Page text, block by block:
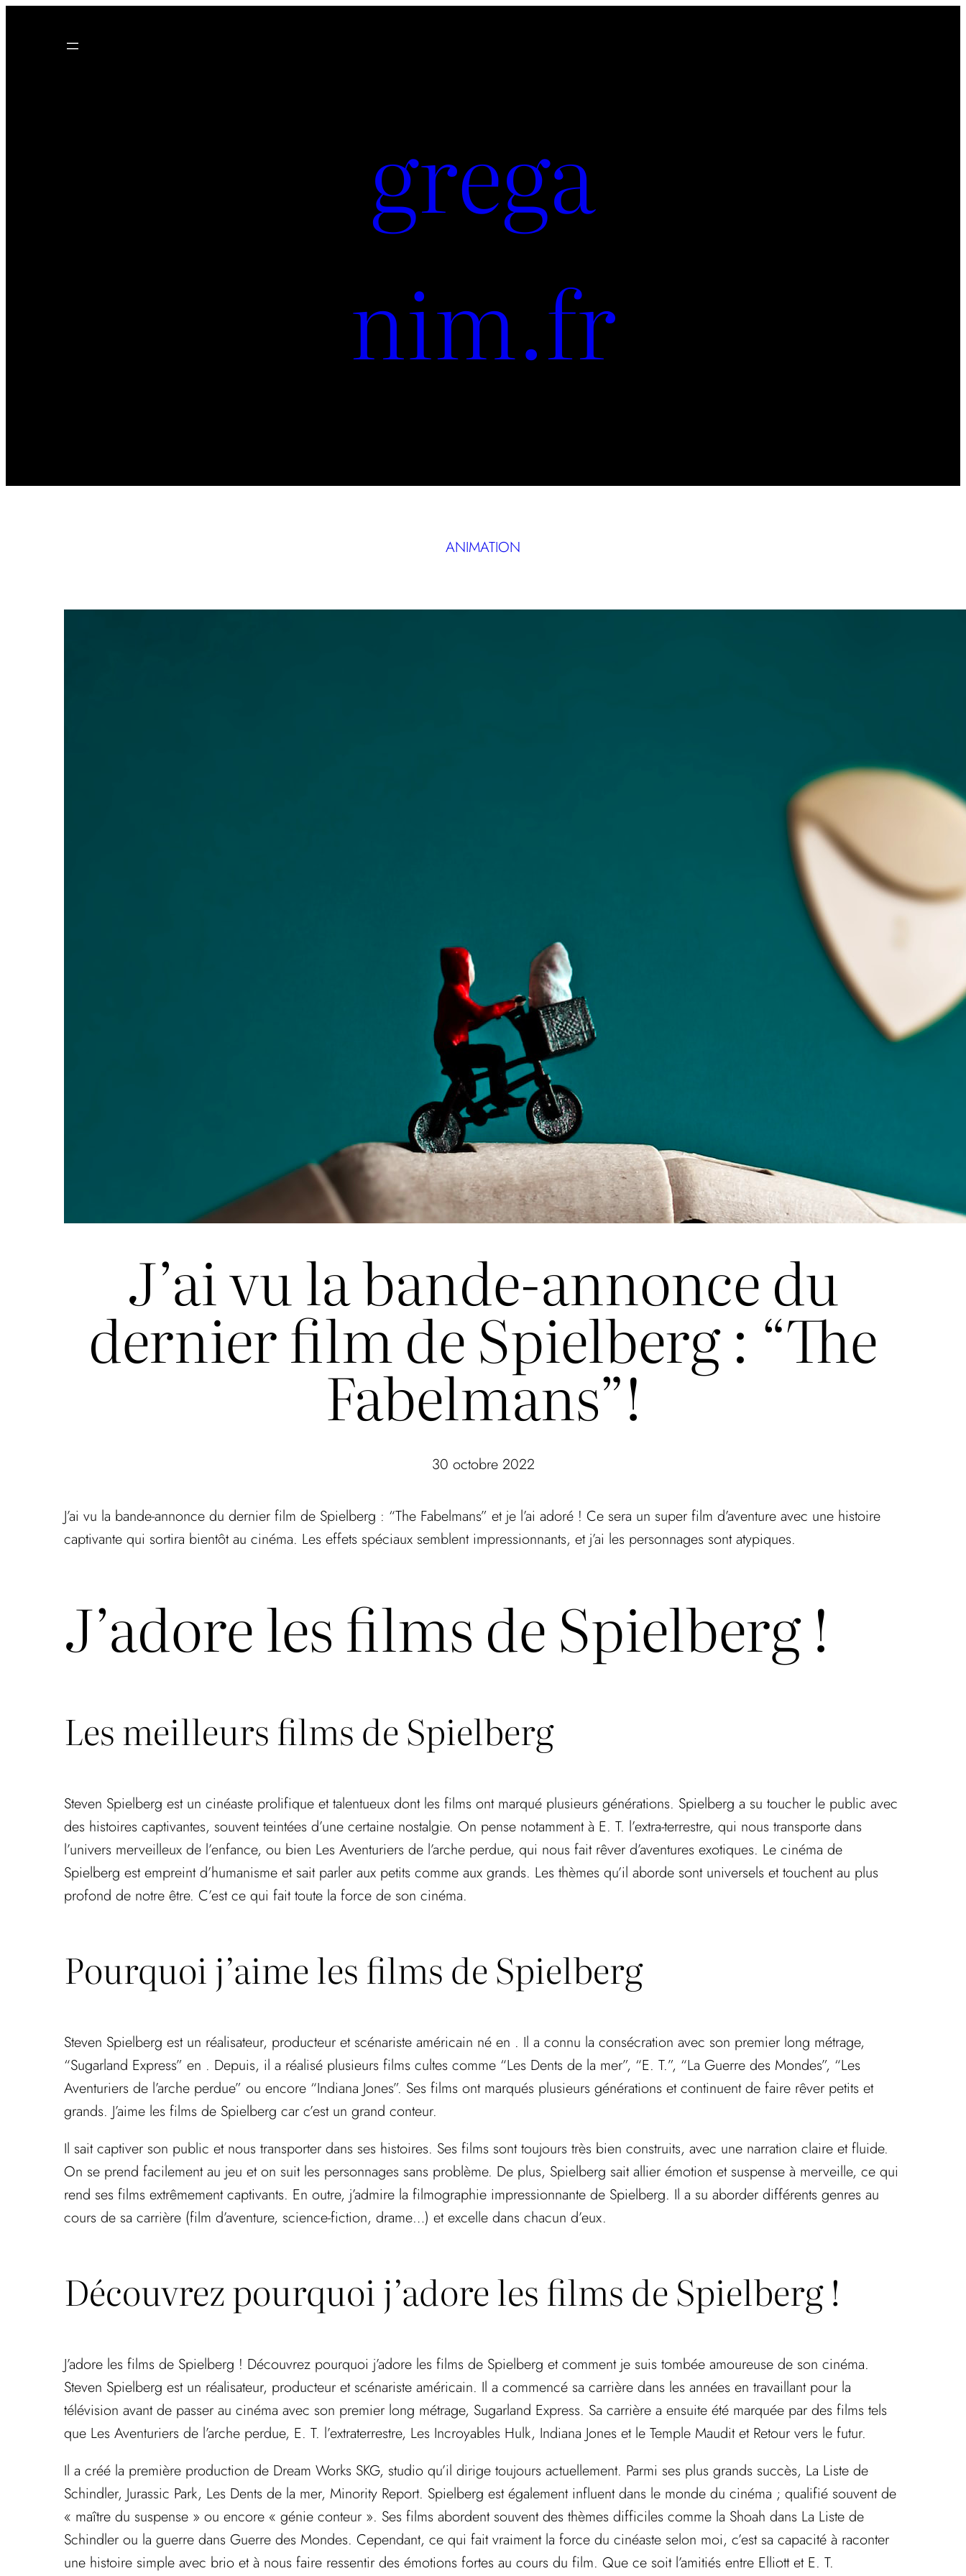
grega
nim.fr
ANIMATION
J’ai vu la bande-annonce du
dernier film de Spielberg : “The
Fabelmans”!
30 octobre 2022
J’ai vu la bande-annonce du dernier film de Spielberg : “The Fabelmans” et je l’ai adoré ! Ce sera un super film d’aventure avec une histoire
captivante qui sortira bientôt au cinéma. Les effets spéciaux semblent impressionnants, et j’ai les personnages sont atypiques.
J’adore les films de Spielberg !
Les meilleurs films de Spielberg
Steven Spielberg est un cinéaste prolifique et talentueux dont les films ont marqué plusieurs générations. Spielberg a su toucher le public avec
des histoires captivantes, souvent teintées d’une certaine nostalgie. On pense notamment à E. T. l’extra-terrestre, qui nous transporte dans
l’univers merveilleux de l’enfance, ou bien Les Aventuriers de l’arche perdue, qui nous fait rêver d’aventures exotiques. Le cinéma de
Spielberg est empreint d’humanisme et sait parler aux petits comme aux grands. Les thèmes qu’il aborde sont universels et touchent au plus
profond de notre être. C’est ce qui fait toute la force de son cinéma.
Pourquoi j’aime les films de Spielberg
Steven Spielberg est un réalisateur, producteur et scénariste américain né en . Il a connu la consécration avec son premier long métrage,
“Sugarland Express” en . Depuis, il a réalisé plusieurs films cultes comme “Les Dents de la mer”, “E. T.”, “La Guerre des Mondes”, “Les
Aventuriers de l’arche perdue” ou encore “Indiana Jones”. Ses films ont marqués plusieurs générations et continuent de faire rêver petits et
grands. J’aime les films de Spielberg car c’est un grand conteur.
Il sait captiver son public et nous transporter dans ses histoires. Ses films sont toujours très bien construits, avec une narration claire et fluide.
On se prend facilement au jeu et on suit les personnages sans problème. De plus, Spielberg sait allier émotion et suspense à merveille, ce qui
rend ses films extrêmement captivants. En outre, j’admire la filmographie impressionnante de Spielberg. Il a su aborder différents genres au
cours de sa carrière (film d’aventure, science-fiction, drame…) et excelle dans chacun d’eux.
Découvrez pourquoi j’adore les films de Spielberg !
J’adore les films de Spielberg ! Découvrez pourquoi j’adore les films de Spielberg et comment je suis tombée amoureuse de son cinéma.
Steven Spielberg est un réalisateur, producteur et scénariste américain. Il a commencé sa carrière dans les années en travaillant pour la
télévision avant de passer au cinéma avec son premier long métrage, Sugarland Express. Sa carrière a ensuite été marquée par des films tels
que Les Aventuriers de l’arche perdue, E. T. l’extraterrestre, Les Incroyables Hulk, Indiana Jones et le Temple Maudit et Retour vers le futur.
Il a créé la première production de Dream Works SKG, studio qu’il dirige toujours actuellement. Parmi ses plus grands succès, La Liste de
Schindler, Jurassic Park, Les Dents de la mer, Minority Report. Spielberg est également influent dans le monde du cinéma ; qualifié souvent de
« maître du suspense » ou encore « génie conteur ». Ses films abordent souvent des thèmes difficiles comme la Shoah dans La Liste de
Schindler ou la guerre dans Guerre des Mondes. Cependant, ce qui fait vraiment la force du cinéaste selon moi, c’est sa capacité à raconter
une histoire simple avec brio et à nous faire ressentir des émotions fortes au cours du film. Que ce soit l’amitiés entre Elliott et E. T.